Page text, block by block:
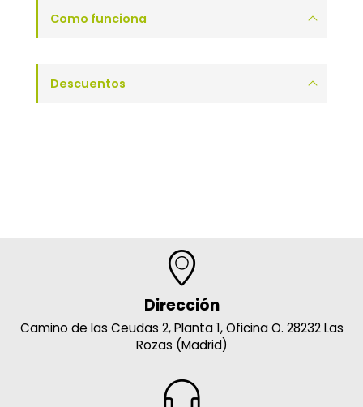
Como funciona
Descuentos
Dirección
Camino de las Ceudas 2, Planta 1, Oficina O. 28232 Las
Rozas (Madrid)